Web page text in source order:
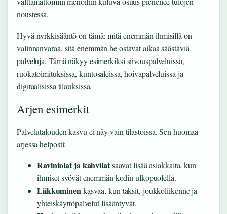
noustessa.
Hyvä nyrkkisääntö on tämä: mitä enemmän ihmisillä on
valinnanvaraa, sitä enemmän he ostavat aikaa säästäviä
palveluja. Tämä näkyy esimerkiksi siivouspalveluissa,
ruokatoimituksissa, kuntosaleissa, hoivapalveluissa ja
digitaalisissa tilauksissa.
Arjen esimerkit
Palvelutalouden kasvu ei näy vain tilastoissa. Sen huomaa
arjessa helposti:
Ravintolat ja kahvilatsaavat lisää asiakkaita, kun
ihmiset syövät enemmän kodin ulkopuolella.
Liikkuminenkasvaa, kun taksit, joukkoliikenne ja
yhteiskäyttöpalvelut lisääntyvät.